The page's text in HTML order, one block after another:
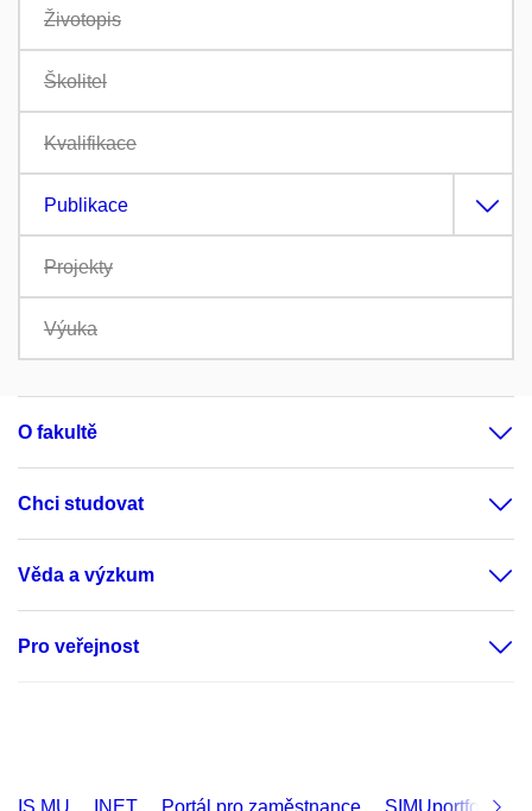
Životopis
Školitel
Kvalifikace
Publikace
Projekty
Výuka
O fakultě
Chci studovat
Věda a výzkum
Pro veřejnost